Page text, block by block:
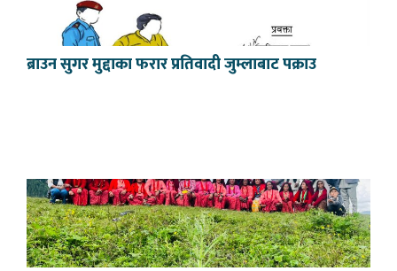
ब्राउन सुगर मुद्दाका फरार प्रतिवादी जुम्लाबाट पक्राउ